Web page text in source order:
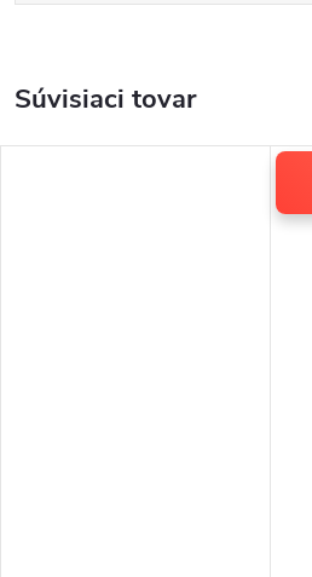
Súvisiaci tovar